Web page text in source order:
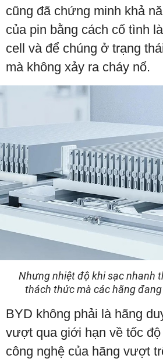
cũng đã chứng minh khả
của pin bằng cách cố tình
cell và để chúng ở trạng
mà không xảy ra cháy nổ.
Nhưng nhiệt độ khi sạc nhanh
thách thức mà các hãng
BYD không phải là hãng
vượt qua giới hạn về tốc
công nghệ của hãng vượt